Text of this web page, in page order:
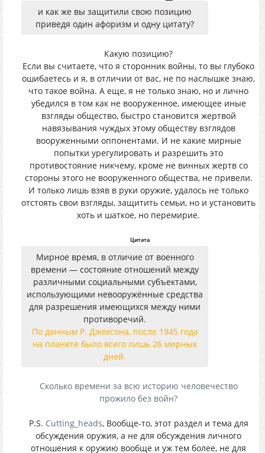
и как же вы защитили свою позицию
приведя один афоризм и одну цитату?
Какую позицию?
Если вы считаете, что я сторонник войны, то вы глубоко
ошибаетесь и я, в отличии от вас, не по наслышке знаю,
что такое война. А еще, я не только знаю, но и лично
убедился в том как не вооруженное, имеющее иные
взгляды общество, быстро становится жертвой
навязывания чуждых этому обществу взглядов
вооруженными оппонентами. И не какие мирные
попытки урегулировать и разрешить это
противостояние никчему, кроме не винных жертв со
стороны этого не вооруженного общества, не привели.
И только лишь взяв в руки оружие, удалось не только
отстоять свои взгляды, защитить семьи, но и установить
хоть и шаткое, но перемирие.
Цитата
Мирное время, в отличие от военного
времени — состояние отношений между
различными социальными субъектами,
использующими невооружённые средства
для разрешения имеющихся между ними
противоречий.
По данным Р. Джексона, после 1945 года
на планете было всего лишь 26 мирных
дней.
Сколько времени за всю историю человечество
прожило без войн?
P.S. Cutting_heads, Вообще-то, этот раздел и тема для
обсуждения оружия, а не для обсуждения личного
отношения к оружию вообще и уж тем более, не для